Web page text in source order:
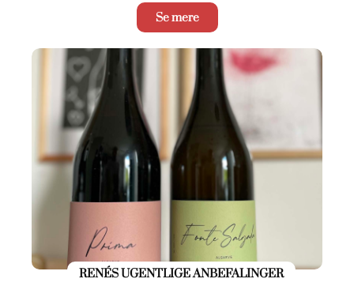
Se mere
RENÉS UGENTLIGE ANBEFALINGER